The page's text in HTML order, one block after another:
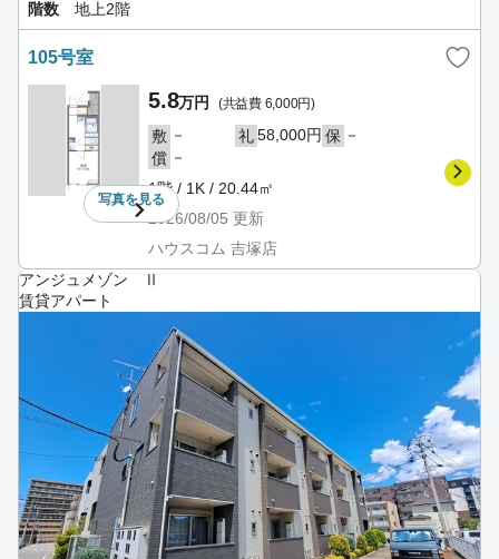
階数 地上2階
105号室
写真を見る
5.8万円 (共益費 6,000円)
敷 － 礼58,000円 保 －
償 －
1階 / 1K / 20.44㎡
2026/08/05 更新
ハウスコム 吉塚店
アンジュメゾン Ⅱ
賃貸アパート